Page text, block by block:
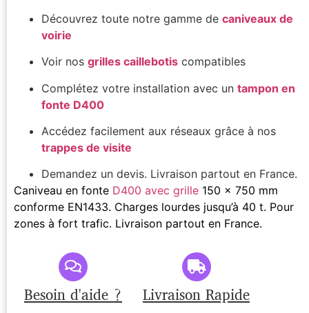
Découvrez toute notre gamme de caniveaux de
voirie
Voir nos grilles caillebotis compatibles
Complétez votre installation avec un tampon en
fonte D400
Accédez facilement aux réseaux grâce à nos
trappes de visite
Demandez un devis. Livraison partout en France.
Caniveau en fonte D400 avec grille 150 x 750 mm
conforme EN1433. Charges lourdes jusqu’à 40 t. Pour
zones à fort trafic. Livraison partout en France.
Besoin d'aide ? Livraison Rapide